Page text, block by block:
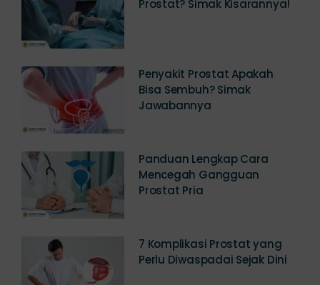
Berapa Biaya Operasi
Penyakit Prostat Apakah
Bisa Sembuh? Simak
Panduan Lengkap Cara
Mencegah Gangguan
7 Komplikasi Prostat yang